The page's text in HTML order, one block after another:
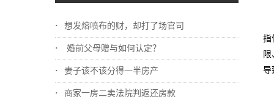
想发熔喷布的财，却打了场官司
婚前父母赠与如何认定？
妻子该不该分得一半房产
商家一房二卖法院判返还房款
指
导